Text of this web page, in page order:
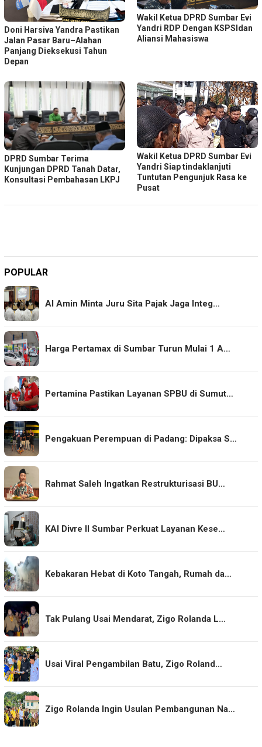
Doni Harsiva Yandra Pastikan
Jalan Pasar Baru–Alahan
Panjang Dieksekusi Tahun
Depan
Wakil Ketua DPRD Sumbar Evi
Yandri RDP Dengan KSPSIdan
Aliansi Mahasiswa
DPRD Sumbar Terima
Kunjungan DPRD Tanah Datar,
Konsultasi Pembahasan LKPJ
Wakil Ketua DPRD Sumbar Evi
Yandri Siap tindaklanjuti
Tuntutan Pengunjuk Rasa ke
Pusat
POPULAR
Al Amin Minta Juru Sita Pajak Jaga Integ…
Harga Pertamax di Sumbar Turun Mulai 1 A…
Pertamina Pastikan Layanan SPBU di Sumut…
Pengakuan Perempuan di Padang: Dipaksa S…
Rahmat Saleh Ingatkan Restrukturisasi BU…
KAI Divre II Sumbar Perkuat Layanan Kese…
Kebakaran Hebat di Koto Tangah, Rumah da…
Tak Pulang Usai Mendarat, Zigo Rolanda L…
Usai Viral Pengambilan Batu, Zigo Roland…
Zigo Rolanda Ingin Usulan Pembangunan Na…